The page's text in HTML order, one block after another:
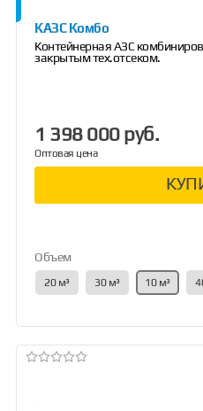
КАЗС Комбо
Контейнерная АЗС
закрытым тех.отсеком.
1 398 000 руб.
Оптовая цена
Объем
20 м³ 30 м³ 10 м³